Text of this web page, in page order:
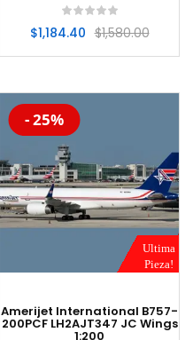
$1,580.00
$1,184.40
-20%
Ultima
Pieza!
- 25%
Amerijet International B757-
200PCF LH2AJT347 JC Wings
1:200